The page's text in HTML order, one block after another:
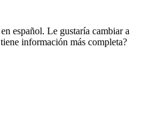
español. Le gustaría cambiar a
información más completa?